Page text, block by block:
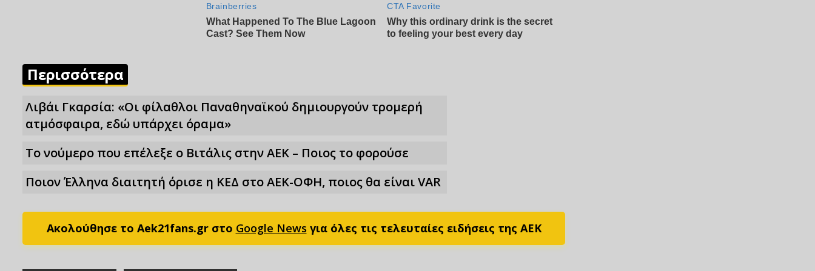
Περισσότερα
Λιβάι Γκαρσία: «Οι φίλαθλοι Παναθηναϊκού δημιουργούν τρομερή
ατμόσφαιρα, εδώ υπάρχει όραμα»
Το νούμερο που επέλεξε ο Βιτάλις στην ΑΕΚ – Ποιος το φορούσε
Ποιον Έλληνα διαιτητή όρισε η ΚΕΔ στο ΑΕΚ-ΟΦΗ, ποιος θα είναι VAR
Ακολούθησε το Aek21fans.gr στο Google News για όλες τις τελευταίες ειδήσεις της ΑΕΚ